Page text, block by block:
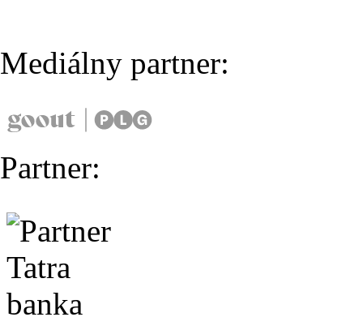
Mediálny partner:
Partner: